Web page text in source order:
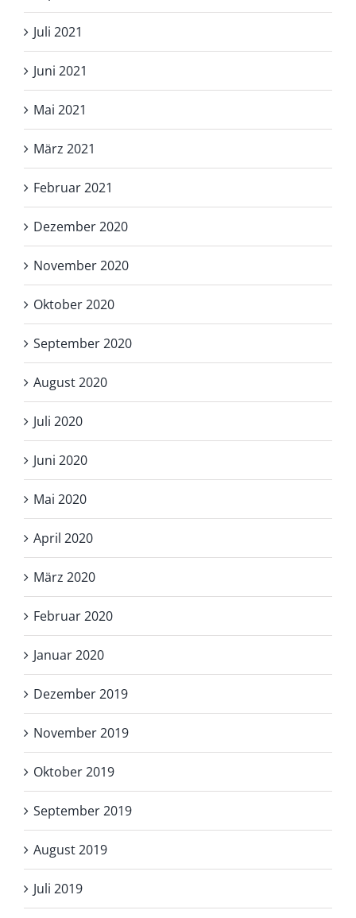
Juli 2021
Juni 2021
Mai 2021
März 2021
Februar 2021
Dezember 2020
November 2020
Oktober 2020
September 2020
August 2020
Juli 2020
Juni 2020
Mai 2020
April 2020
März 2020
Februar 2020
Januar 2020
Dezember 2019
November 2019
Oktober 2019
September 2019
August 2019
Juli 2019